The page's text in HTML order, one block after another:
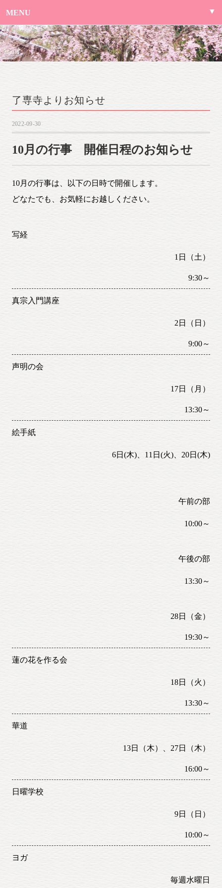
MENU
了専寺よりお知らせ
2022-09-30
10月の行事 開催日程のお知らせ
10月の行事は、以下の日時で開催します。
どなたでも、お気軽にお越しください。
写経
1日（土）
9:30～
真宗入門講座
2日（日）
9:00～
声明の会
17日（月）
13:30～
絵手紙
6日(木)、11日(火)、20日(木)
午前の部
10:00～
午後の部
13:30～
28日（金）
19:30～
蓮の花を作る会
18日（火）
13:30～
華道
13日（木）、27日（木）
16:00～
日曜学校
9日（日）
10:00～
ヨガ
毎週水曜日